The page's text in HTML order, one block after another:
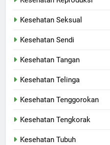
Kesehatan Seksual
Kesehatan Sendi
Kesehatan Tangan
Kesehatan Telinga
Kesehatan Tenggorokan
Kesehatan Tengkorak
Kesehatan Tubuh